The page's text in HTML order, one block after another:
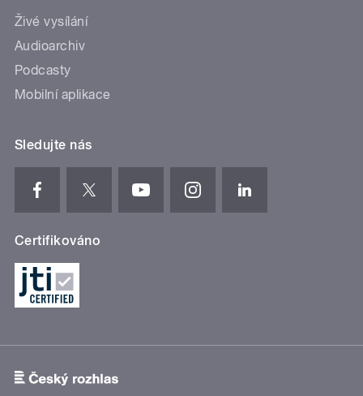
Živé vysílání
Audioarchiv
Podcasty
Mobilní aplikace
Sledujte nás
Certifikováno